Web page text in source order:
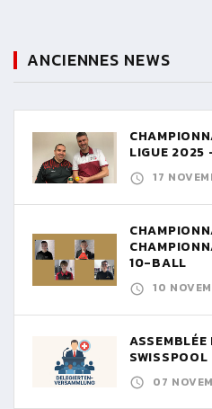
ANCIENNES NEWS
LIGUE 2025
17
10-BALL
10
ASSEMBLÉE
07